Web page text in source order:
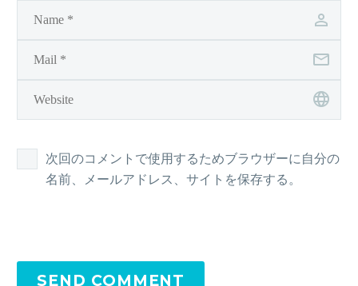
次回のコメントで使用するためブラウザーに自分の
名前、メールアドレス、サイトを保存する。
SEND COMMENT